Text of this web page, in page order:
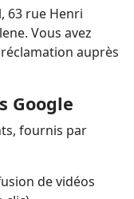
63 rue Henri
Vous avez
auprès
Google
fournis par
de vidéos